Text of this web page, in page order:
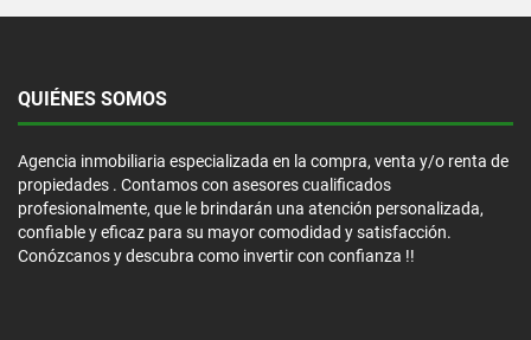
QUIÉNES SOMOS
Agencia inmobiliaria especializada en la compra, venta y/o renta de
propiedades . Contamos con asesores cualificados
profesionalmente, que le brindarán una atención personalizada,
confiable y eficaz para su mayor comodidad y satisfacción.
Conózcanos y descubra como invertir con confianza !!